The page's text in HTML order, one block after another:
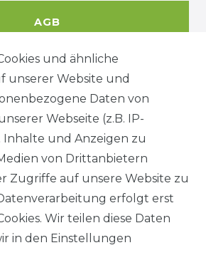
AGB
KONTAKT
und ähnliche
unserer Website und
Daten von
Webseite (z.B. IP-
Inhalte und Anzeigen zu
von Drittanbietern
Zugriffe auf unsere Website zu
erfolgt erst
Wir teilen diese Daten
in den Einstellungen